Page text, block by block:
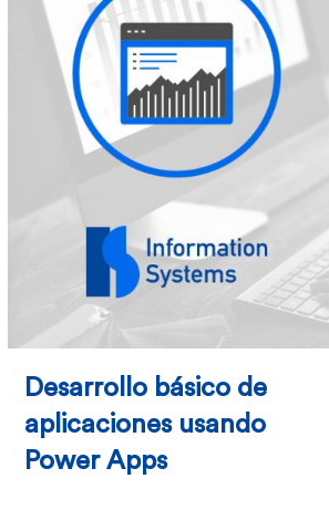
opciones
se
pueden
elegir
en
la
página
de
Desarrollo básico de
aplicaciones usando
Power Apps